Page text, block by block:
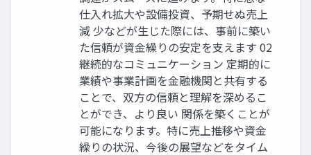
仕入れ拡大や設備投資、予期せぬ売上
減 少などが生じた際には、事前に築い
た信頼が資金繰りの安定を支えます 02
継続的なコミュニケーション 定期的に
業績や事業計画を金融機関と共有する
ことで、双方の信頼と理解を深めるこ
とができ、より良い 関係を築くことが
可能になります。特に売上推移や資金
繰りの状況、今後の展望などをタイム